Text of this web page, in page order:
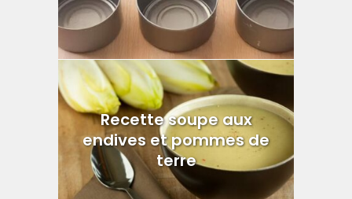
Recette soupe aux
endives et pommes de
terre